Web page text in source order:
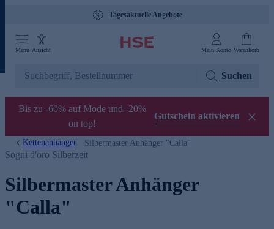
Tagesaktuelle Angebote
Menü Ansicht Mein Konto Warenkorb
Suchen
Bis zu -60% auf Mode und -20%
on top!
Gutschein aktivieren
Kettenanhänger Silbermaster Anhänger "Calla"
Sogni d'oro Silberzeit
Silbermaster Anhänger
"Calla"